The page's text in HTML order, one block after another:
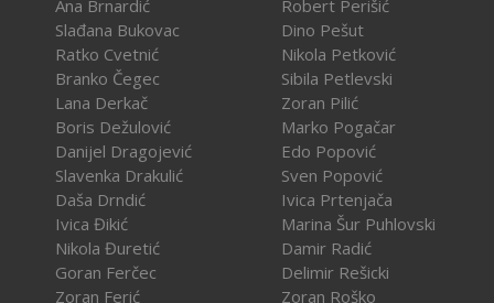
Ana Brnardić
Slađana Bukovac
Ratko Cvetnić
Branko Čegec
Lana Derkač
Boris Dežulović
Danijel Dragojević
Slavenka Drakulić
Daša Drndić
Ivica Đikić
Nikola Đuretić
Goran Ferčec
Zoran Ferić
Robert Perišić
Dino Pešut
Nikola Petković
Sibila Petlevski
Zoran Pilić
Marko Pogačar
Edo Popović
Sven Popović
Ivica Prtenjača
Marina Šur Puhlovski
Damir Radić
Delimir Rešicki
Zoran Roško